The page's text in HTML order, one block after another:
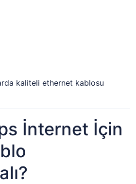
kaliteli ethernet kablosu
İnternet İçin